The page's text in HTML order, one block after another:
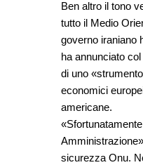
Ben altro il tono
tutto il Medio
governo iraniano
ha annunciato
di uno
economici
americane.
sicurezza Onu.